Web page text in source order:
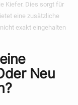
Kiefer. Dies sorgt für
eine zusätzliche
exakt eingehalten
Neu